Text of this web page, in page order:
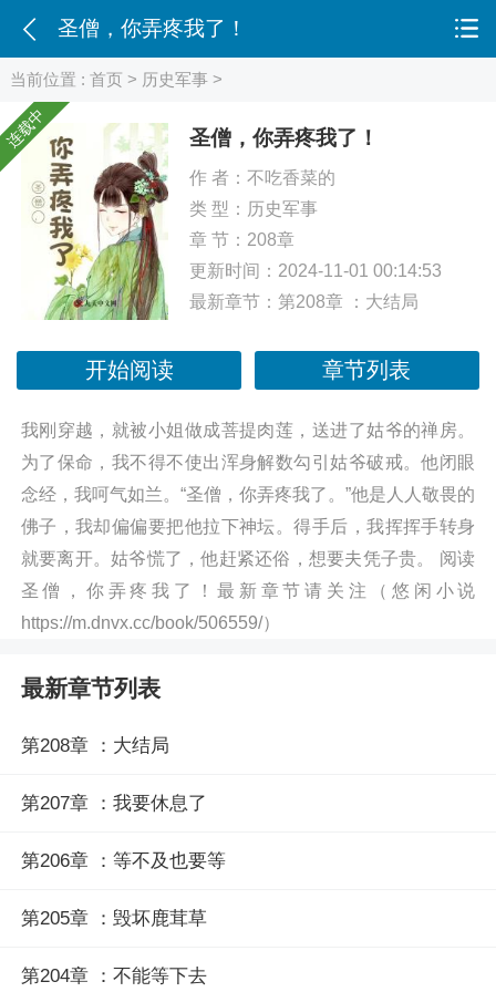
当前位置 :首页 > 历史军事 >
连载中 圣僧，你弄疼我了！
作 者： 不吃香菜的
类 型： 历史军事
章 节：208章
更新时间：2024-11-01 00:14:53
最新章节： 第208章 ：大结局
开始阅读 章节列表
我刚穿越，就被小姐做成菩提肉莲，送进了姑爷的禅房。
为了保命，我不得不使出浑身解数勾引姑爷破戒。他闭眼
念经，我呵气如兰。“圣僧，你弄疼我了。”他是人人敬畏的
佛子，我却偏偏要把他拉下神坛。得手后，我挥挥手转身
就要离开。姑爷慌了，他赶紧还俗，想要夫凭子贵。 阅读
圣僧，你弄疼我了！最新章节请关注（悠闲小说
https://m.dnvx.cc/book/506559/）
最新章节列表
第208章 ：大结局
第207章 ：我要休息了
第206章 ：等不及也要等
第205章 ：毁坏鹿茸草
第204章 ：不能等下去
圣僧，你弄疼我了！